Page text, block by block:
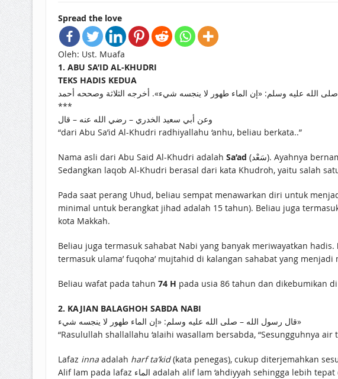
Spread the love
Oleh: Ust. Muafa
1. ABU SA’ID AL-KHUDRI
TEKS HADIS KEDUA
الله عليه وسلم: «إن الماء طهور لا ينجسه شيء». أخرجه الثلاثة وصححه أحمد
***
وعن أبي سعيد الخدري – رضي الله عنه – قال
“dari Abu Sa’id Al-Khudri radhiyallahu ‘anhu, beliau berkata..”
Nama asli dari Abu Said Al-Khudri adalah Sa’ad (سَعْد). Ayahnya bernama Malik bin Sinan (مَالِك بْن سِناَن) yang wafat saat perang Uhud. Abu Sa’id adalah kunyah beliau.
Sedangkan laqob Al-Khudri berasal dari kata Khudroh, yaitu salah
Pada saat perang Uhud, beliau sempat menawarkan diri untuk
minimal untuk berangkat jihad adalah 15 tahun). Beliau juga
kota Makkah.
Beliau juga termasuk sahabat Nabi yang banyak meriwayatkan hadis.
termasuk ulama’ fuqoha’ mujtahid di kalangan sahabat yang
Beliau wafat pada tahun 74 H pada usia 86 tahun dan dikebumikan di
2. KAJIAN BALAGHOH SABDA NABI
قال رسول الله – صلى الله عليه وسلم: «إن الماء طهور لا ينجسه شيء»
“Rasulullah shallallahu ‘alaihi wasallam bersabda, “Sesungguhnya
Lafaz inna adalah harf ta’kid(kata penegas), cukup diterjemahkan
Alif lam pada lafaz الماء adalah alif lam ‘ahdiyyah sehingga lebih tepat diterjemahkan tersebut karena air yang disebut Nabi adalah air tertentu yang telah disebutkan